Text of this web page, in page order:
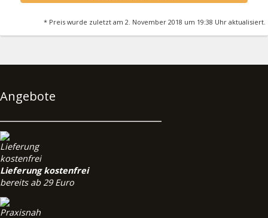
* Preis wurde zuletzt am 2. November 2018 um 19:38 Uhr aktualisiert.
Angebote
Lieferung kostenfrei
bereits ab 29 Euro